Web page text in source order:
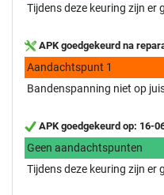
Tijdens deze keuring zijn er
APK goedgekeurd na
Aandachtspunt 1
Bandenspanning niet op
APK goedgekeurd op: 16-
Geen aandachtspunten
Tijdens deze keuring zijn er